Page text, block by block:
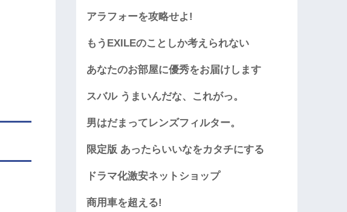
アラフォーを攻略せよ!
もうEXILEのことしか考えられない
あなたのお部屋に優秀をお届けします
スバル うまいんだな、これがっ。
男はだまってレンズフィルター。
限定版 あったらいいなをカタチにする
ドラマ化激安ネットショップ
商用車を超える!